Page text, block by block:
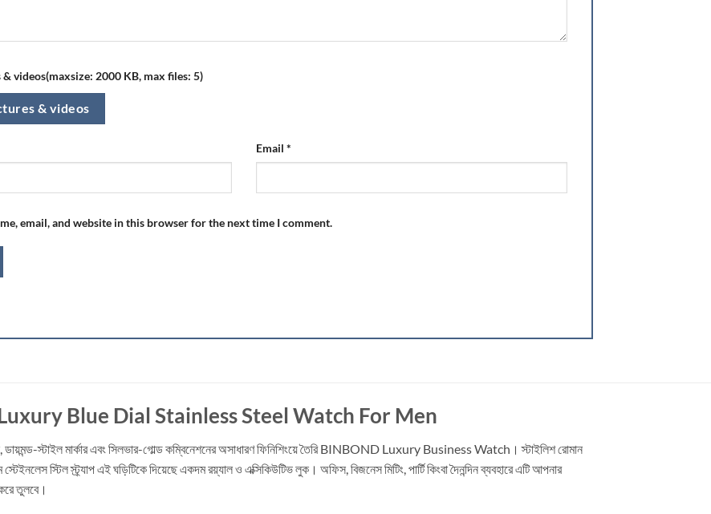
videos(maxsize: 2000 KB, max files: 5)
& videos
Email *
email, and website in this browser for the next time I comment.
Blue Dial Stainless Steel Watch For Men
ডায়মন্ড-স্টাইল মার্কার এবং সিলভার-গোল্ড কম্বিনেশনের অসাধারণ ফিনিশিংয়ে তৈরি BINBOND Luxury Business Watch। স্টাইলিশ রোমান
স্টেইনলেস স্টিল স্ট্র্যাপ এই ঘড়িটিকে দিয়েছে একদম রয়্যাল ও এক্সিকিউটিভ লুক। অফিস, বিজনেস মিটিং, পার্টি কিংবা দৈনন্দিন ব্যবহারে এটি আপনার
তুলবে।